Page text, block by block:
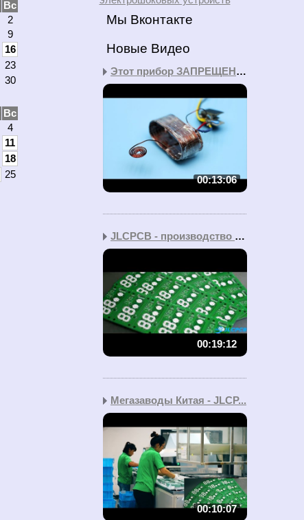
Вс
2
9
16
23
30
Вс
4
11
18
25
Мы Вконтакте
Новые Видео
Этот прибор ЗАПРЕЩЕН во...
00:13:06
JLCPCB - производство д...
00:19:12
Мегазаводы Китая - JLCP...
00:10:07